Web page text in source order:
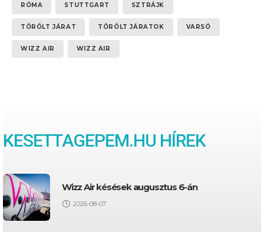
RÓMA STUTTGART SZTRÁJK
TÖRÖLT JÁRAT TÖRÖLT JÁRATOK VARSÓ
WIZZ AIR WIZZ AIR
KESETTAGEPEM.HU HÍREK
Wizz Air késések augusztus 6-án
2026-08-07